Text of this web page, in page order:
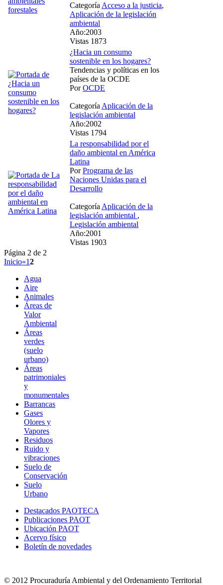
Categoría Acceso a la justicia,
Aplicación de la legislación
ambiental
Año:2003
Vistas 1873
¿Hacia un consumo
sostenible en los hogares?
Tendencias y políticas en los
países de la OCDE
PorOCDE
Categoría Aplicación de la
legislación ambiental
Año:2002
Vistas 1794
La responsabilidad por el
daño ambiental en América
Latina
PorPrograma de las
Naciones Unidas para el
Desarrollo
Categoría Aplicación de la
legislación ambiental ,
Legislación ambiental
Año:2001
Vistas 1903
Página 2 de 2
Inicio«12
Agua
Aire
Animales
Áreas de
Valor
Ambiental
Áreas
verdes
(suelo
urbano)
Áreas
patrimoniales
y
monumentales
Barrancas
Gases
Olores y
Vapores
Residuos
Ruido y
vibraciones
Suelo de
Conservación
Suelo
Urbano
Destacados PAOTECA
Publicaciones PAOT
Ubicación PAOT
Acervo físico
Boletín de novedades
© 2012 Procuraduría Ambiental y del Ordenamiento Territorial